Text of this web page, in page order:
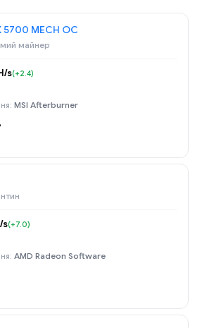
5700 MECH OC
майнер
s(+2.4)
MSI Afterburner
s(+7.0)
AMD Radeon Software